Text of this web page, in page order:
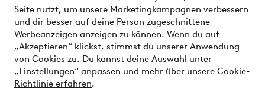
Seite nutzt, um unsere Marketingkampagnen verbessern
und dir besser auf deine Person zugeschnittene
Werbeanzeigen anzeigen zu können. Wenn du auf
„Akzeptieren“ klickst, stimmst du unserer Anwendung
von Cookies zu. Du kannst deine Auswahl unter
„Einstellungen“ anpassen und mehr über unsere Cookie-
Richtlinie erfahren.
Möchtest du mehr über unsere
Zahlungsmöglichkeitenerfahren?